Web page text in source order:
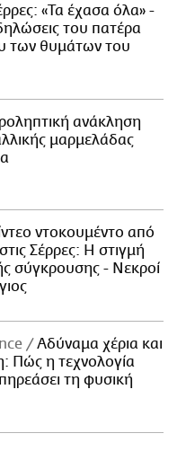
«Τα έχασα όλα» -
του πατέρα
των θυμάτων του
ανάκληση
μαρμελάδας
ντοκουμέντο από
Σέρρες: Η στιγμή
σύγκρουσης - Νεκροί
Αδύναμα χέρια και
Πώς η τεχνολογία
τη φυσική